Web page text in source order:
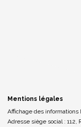
Mentions légales
Affichage des informations
Adresse siège social : 112,